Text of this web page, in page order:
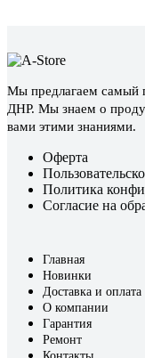
Мы предлагаем самый
ДНР. Мы знаем о
вами этими знаниями.
Оферта
Политика
Согласие на
Главная
Новинки
Доставка и оплата
О компании
Гарантия
Ремонт